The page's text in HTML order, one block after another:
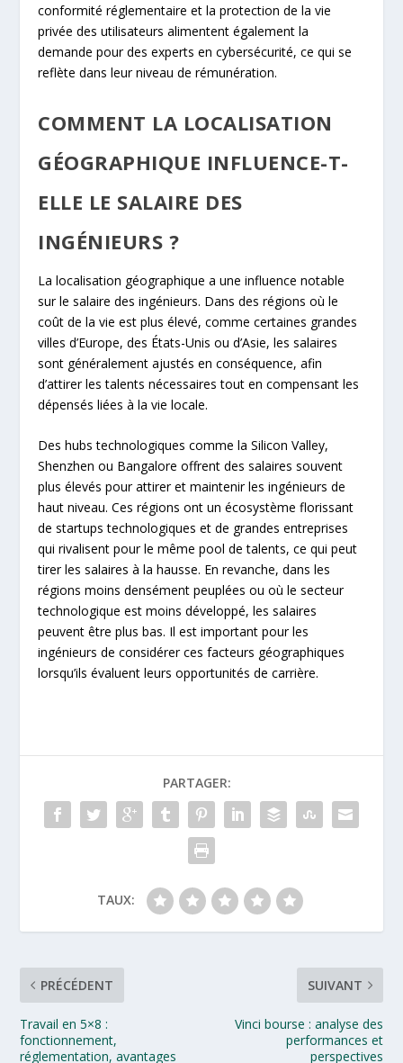
conformité réglementaire et la protection de la vie
privée des utilisateurs alimentent également la
demande pour des experts en cybersécurité, ce qui se
reflète dans leur niveau de rémunération.
COMMENT LA LOCALISATION
GÉOGRAPHIQUE INFLUENCE-T-
ELLE LE SALAIRE DES
INGÉNIEURS ?
La localisation géographique a une influence notable
sur le salaire des ingénieurs. Dans des régions où le
coût de la vie est plus élevé, comme certaines grandes
villes d’Europe, des États-Unis ou d’Asie, les salaires
sont généralement ajustés en conséquence, afin
d’attirer les talents nécessaires tout en compensant les
dépensés liées à la vie locale.
Des hubs technologiques comme la Silicon Valley,
Shenzhen ou Bangalore offrent des salaires souvent
plus élevés pour attirer et maintenir les ingénieurs de
haut niveau. Ces régions ont un écosystème florissant
de startups technologiques et de grandes entreprises
qui rivalisent pour le même pool de talents, ce qui peut
tirer les salaires à la hausse. En revanche, dans les
régions moins densément peuplées ou où le secteur
technologique est moins développé, les salaires
peuvent être plus bas. Il est important pour les
ingénieurs de considérer ces facteurs géographiques
lorsqu’ils évaluent leurs opportunités de carrière.
PARTAGER:
TAUX:
PRÉCÉDENT
Travail en 5×8 :
fonctionnement,
réglementation, avantages
SUIVANT
Vinci bourse : analyse des
performances et
perspectives